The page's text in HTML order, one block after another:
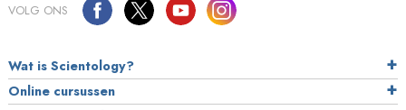
VOLG ONS
Wat is Scientology?
Online cursussen